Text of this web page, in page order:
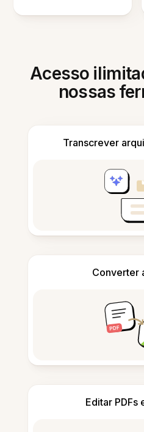
Acesso
nossas
Transcrever
Converter
Editar PDFs